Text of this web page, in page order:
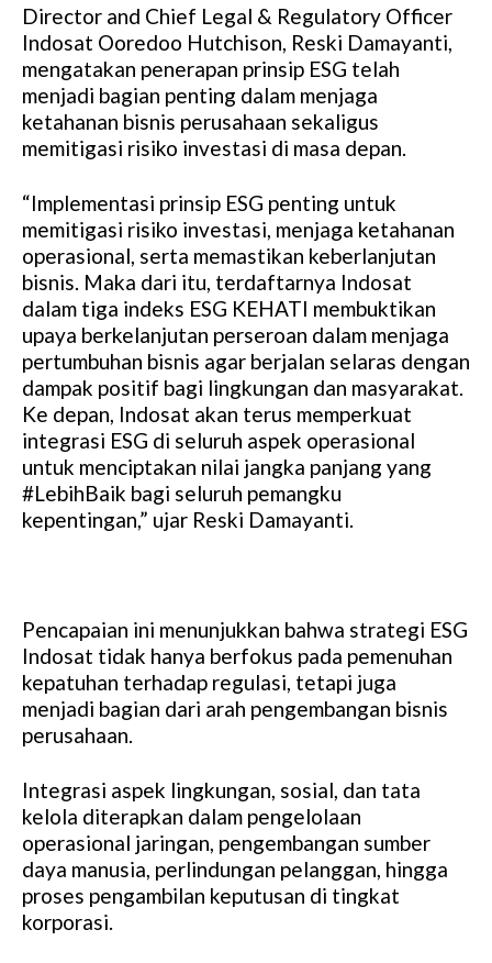
Director and Chief Legal & Regulatory Officer
Indosat Ooredoo Hutchison, Reski Damayanti,
mengatakan penerapan prinsip ESG telah
menjadi bagian penting dalam menjaga
ketahanan bisnis perusahaan sekaligus
memitigasi risiko investasi di masa depan.
“Implementasi prinsip ESG penting untuk
memitigasi risiko investasi, menjaga ketahanan
operasional, serta memastikan keberlanjutan
bisnis. Maka dari itu, terdaftarnya Indosat
dalam tiga indeks ESG KEHATI membuktikan
upaya berkelanjutan perseroan dalam menjaga
pertumbuhan bisnis agar berjalan selaras dengan
dampak positif bagi lingkungan dan masyarakat.
Ke depan, Indosat akan terus memperkuat
integrasi ESG di seluruh aspek operasional
untuk menciptakan nilai jangka panjang yang
#LebihBaik bagi seluruh pemangku
kepentingan,” ujar Reski Damayanti.
Pencapaian ini menunjukkan bahwa strategi ESG
Indosat tidak hanya berfokus pada pemenuhan
kepatuhan terhadap regulasi, tetapi juga
menjadi bagian dari arah pengembangan bisnis
perusahaan.
Integrasi aspek lingkungan, sosial, dan tata
kelola diterapkan dalam pengelolaan
operasional jaringan, pengembangan sumber
daya manusia, perlindungan pelanggan, hingga
proses pengambilan keputusan di tingkat
korporasi.